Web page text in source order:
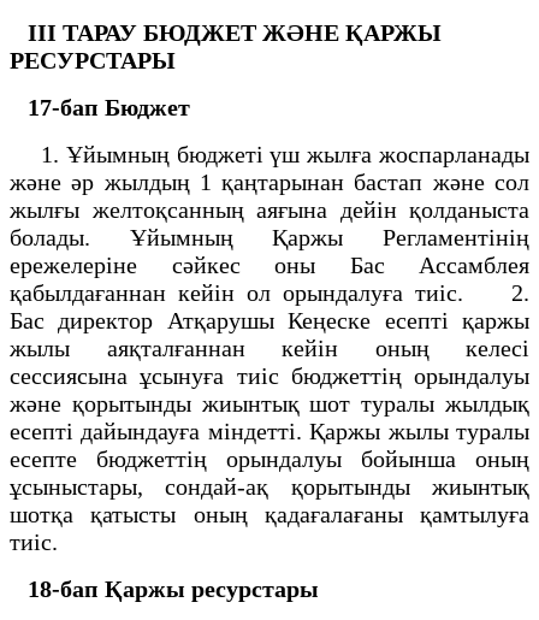
III ТАРАУ БЮДЖЕТ ЖӘНЕ ҚАРЖЫ
РЕСУРСТАРЫ
17-бап Бюджет
1. Ұйымның бюджеті үш жылға жоспарланады
және әр жылдың 1 қаңтарынан бастап және сол
жылғы желтоқсанның аяғына дейін қолданыста
болады. Ұйымның Қаржы Регламентінің
ережелеріне сәйкес оны Бас Ассамблея
қабылдағаннан кейін ол орындалуға тиіс. 2.
Бас директор Атқарушы Кеңеске есепті қаржы
жылы аяқталғаннан кейін оның келесі
сессиясына ұсынуға тиіс бюджеттің орындалуы
және қорытынды жиынтық шот туралы жылдық
есепті дайындауға міндетті. Қаржы жылы туралы
есепте бюджеттің орындалуы бойынша оның
ұсыныстары, сондай-ақ қорытынды жиынтық
шотқа қатысты оның қадағалағаны қамтылуға
тиіс.
18-бап Қаржы ресурстары